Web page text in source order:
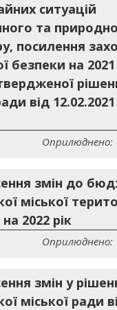
ситуацій
та
посилення
безпеки на 2021
від
Оприлюднено:
змін до
міської
2022 рік
Оприлюднено:
змін у
міської ради